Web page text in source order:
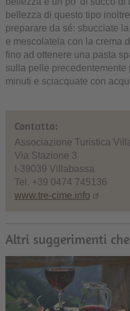
bellezza di questo tipo
preparare da sé: sbucciate
e mescolatela con la crema
fino ad ottenere una pasta
sulla pelle
minuti e sciacquate con
Contatto:
Associazione Turistica
Via Stazione 3
I-39039 Villabassa
Tel. +39 0474 745136
www.tre-cime.info
Altri suggerimenti